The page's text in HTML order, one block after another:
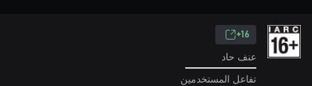
16+
عنف حاد
تفاعل المستخدمين